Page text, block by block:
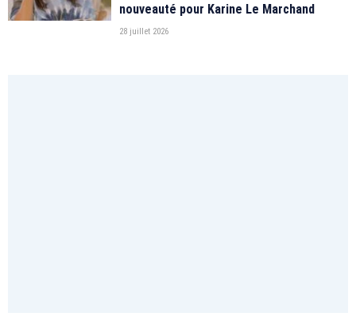
nouveauté pour Karine Le Marchand
28 juillet 2026